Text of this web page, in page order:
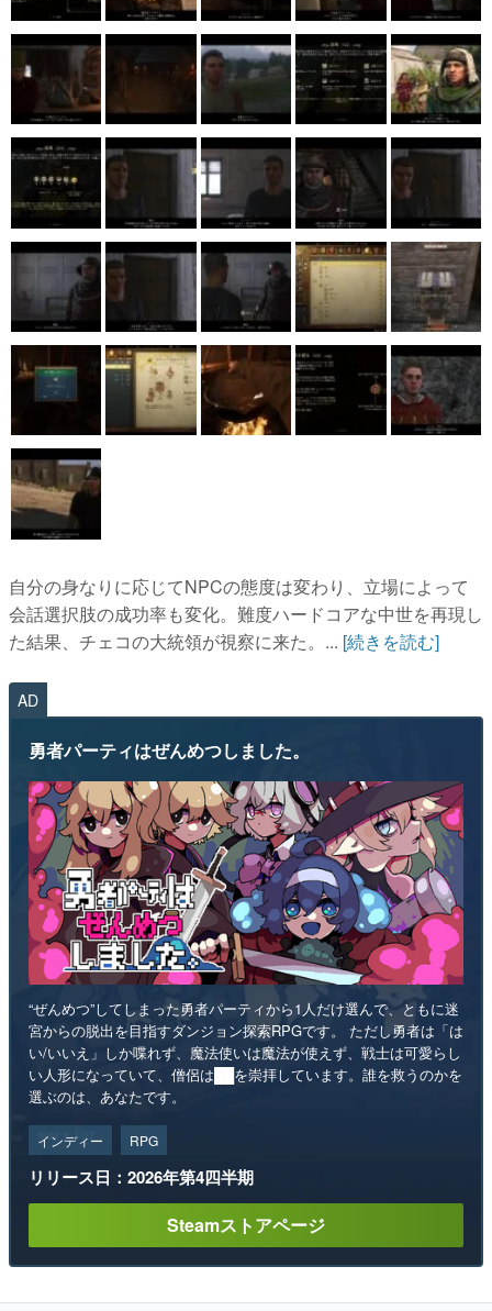
自分の身なりに応じてNPCの態度は変わり、立場によって
会話選択肢の成功率も変化。難度ハードコアな中世を再現し
た結果、チェコの大統領が視察に来た。... [続きを読む]
AD
勇者パーティはぜんめつしました。
“ぜんめつ”してしまった勇者パーティから1人だけ選んで、ともに迷
宮からの脱出を目指すダンジョン探索RPGです。 ただし勇者は「は
い/いいえ」しか喋れず、魔法使いは魔法が使えず、戦士は可愛らし
い人形になっていて、僧侶は██を崇拝しています。誰を救うのかを
選ぶのは、あなたです。
インディー RPG
リリース日：2026年第4四半期
Steamストアページ